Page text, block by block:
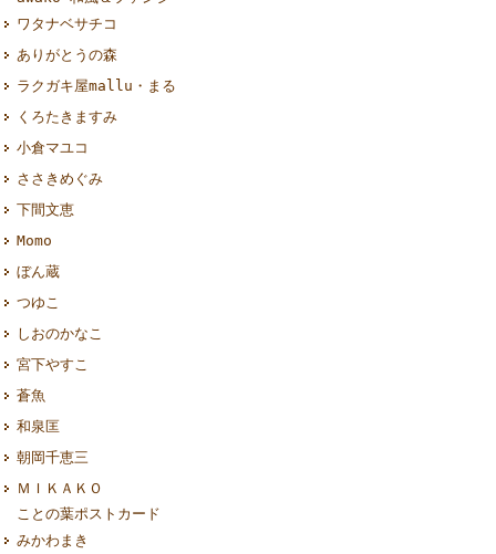
ワタナベサチコ
ありがとうの森
ラクガキ屋mallu・まる
くろたきますみ
小倉マユコ
ささきめぐみ
下間文恵
Momo
ぼん蔵
つゆこ
しおのかなこ
宮下やすこ
蒼魚
和泉匡
朝岡千恵三
ＭＩＫＡＫＯ
ことの葉ポストカード
みかわまき